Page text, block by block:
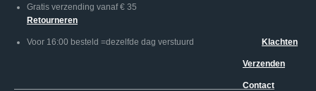
Gratis verzending vanaf € 35
Retourneren
Voor 16:00 besteld =dezelfde dag verstuurd Klachten
Verzenden
Contact